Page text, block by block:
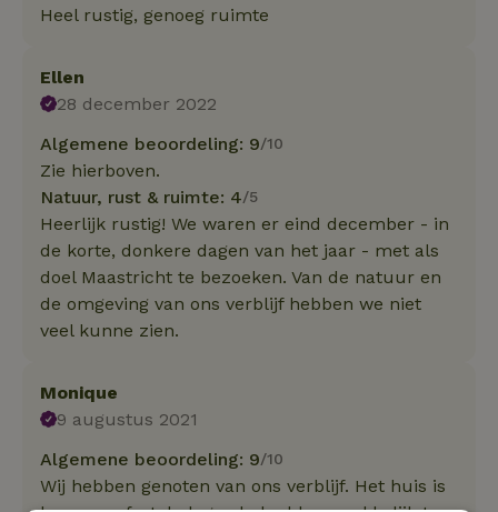
Heel rustig, genoeg ruimte
Ellen
28 december 2022
Algemene beoordeling: 9/10
Zie hierboven.
Natuur, rust & ruimte: 4/5
Heerlijk rustig! We waren er eind december - in
de korte, donkere dagen van het jaar - met als
doel Maastricht te bezoeken. Van de natuur en
de omgeving van ons verblijf hebben we niet
veel kunne zien.
Monique
9 augustus 2021
Algemene beoordeling: 9/10
Wij hebben genoten van ons verblijf. Het huis is